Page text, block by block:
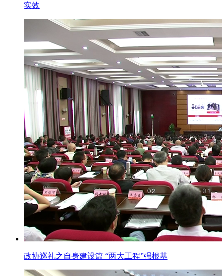
实效
政协巡礼之自身建设篇 “两大工程”强根基